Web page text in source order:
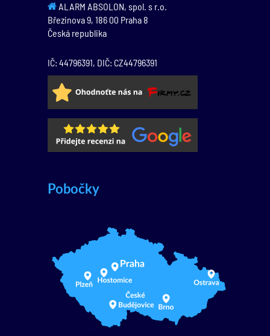
ALARM ABSOLON, spol. s r.o.
Březinova 9, 186 00 Praha 8
Česká republika
IČ: 44796391, DIČ: CZ44796391
Pobočky